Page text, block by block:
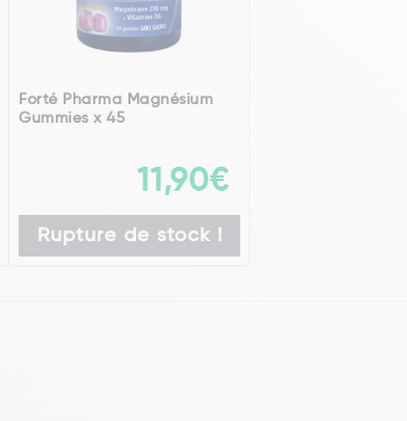
Forté Pharma Magnésium
Gummies x 45
11,90€
Rupture de stock !